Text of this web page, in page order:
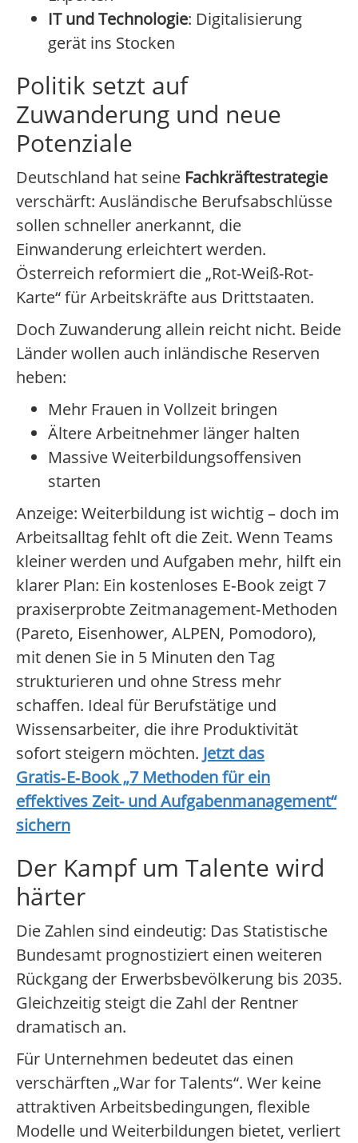
IT und Technologie: Digitalisierung
gerät ins Stocken
Politik setzt auf
Zuwanderung und neue
Potenziale
Deutschland hat seine Fachkräftestrategie
verschärft: Ausländische Berufsabschlüsse
sollen schneller anerkannt, die
Einwanderung erleichtert werden.
Österreich reformiert die „Rot-Weiß-Rot-
Karte“ für Arbeitskräfte aus Drittstaaten.
Doch Zuwanderung allein reicht nicht. Beide
Länder wollen auch inländische Reserven
heben:
Mehr Frauen in Vollzeit bringen
Ältere Arbeitnehmer länger halten
Massive Weiterbildungsoffensiven
starten
Anzeige: Weiterbildung ist wichtig – doch im
Arbeitsalltag fehlt oft die Zeit. Wenn Teams
kleiner werden und Aufgaben mehr, hilft ein
klarer Plan: Ein kostenloses E‑Book zeigt 7
praxiserprobte Zeitmanagement‑Methoden
(Pareto, Eisenhower, ALPEN, Pomodoro),
mit denen Sie in 5 Minuten den Tag
strukturieren und ohne Stress mehr
schaffen. Ideal für Berufstätige und
Wissensarbeiter, die ihre Produktivität
sofort steigern möchten. Jetzt das
Gratis‑E‑Book „7 Methoden für ein
effektives Zeit- und Aufgabenmanagement“
sichern
Der Kampf um Talente wird
härter
Die Zahlen sind eindeutig: Das Statistische
Bundesamt prognostiziert einen weiteren
Rückgang der Erwerbsbevölkerung bis 2035.
Gleichzeitig steigt die Zahl der Rentner
dramatisch an.
Für Unternehmen bedeutet das einen
verschärften „War for Talents“. Wer keine
attraktiven Arbeitsbedingungen, flexible
Modelle und Weiterbildungen bietet, verliert